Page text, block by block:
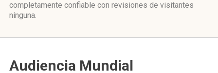
completamente confiable con revisiones de visitantes
ninguna.
Audiencia Mundial